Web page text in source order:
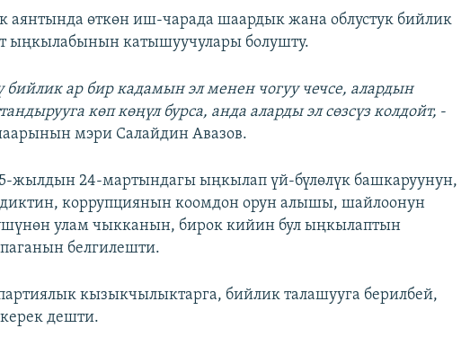
аянтында өткөн иш-чарада шаардык жана облустук бийлик
ыңкылабынын катышуучулары болушту.
бийлик ар бир кадамын эл менен чогуу чечсе, алардын
көп көңүл бурса, анда аларды эл сөзсүз колдойт, -
мэри Салайдин Авазов.
жылдын 24-мартындагы ыңкылап үй-бүлөлүк башкаруунун,
коррупциянын коомдон орун алышы, шайлоонун
улам чыкканын, бирок кийин бул ыңкылаптын
белгилешти.
кызыкчылыктарга, бийлик талашууга берилбей,
дешти.